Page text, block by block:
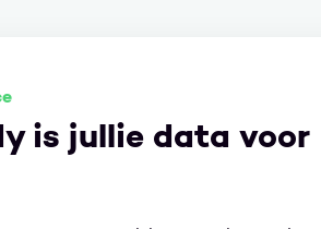
is jullie data voor